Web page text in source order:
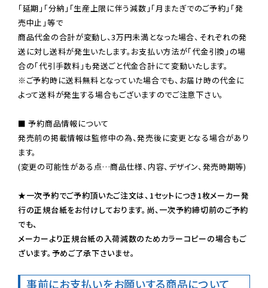
「延期」「分納」「生産上限に伴う減数」「月またぎでのご予約」「発
売中止」等で
商品代金の合計が変動し、3万円未満となった場合、それぞれの発
送に対し送料が発生いたします。お支払い方法が「代金引換」の場
※ご予約時に送料無料となっていた場合でも、お届け時の代金に
よって送料が発生する場合もございますのでご注意下さい。
■ 予約商品情報について
発売前の掲載情報は監修中の為、発売後に変更となる場合があり
ます。
(変更の可能性がある点…商品仕様、内容、デザイン、発売時期等)
★一次予約でご予約頂いたご注文は、1セットにつき1枚メーカー発
行の正規台紙をお付けしております。尚、一次予約締切前のご予約
でも、
メーカーより正規台紙の入荷減数のためカラーコピーの場合もご
ざいます。予めご了承下さいませ。
事前にお支払いをお願いする商品について